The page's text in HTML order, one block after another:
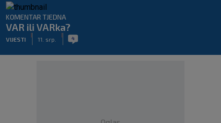
KOMENTAR TJEDNA
VAR ili VARka?
VIJESTI 11. srp. 4